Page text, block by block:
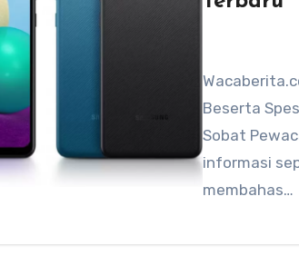
Beserta
Sobat
informasi
membahas…